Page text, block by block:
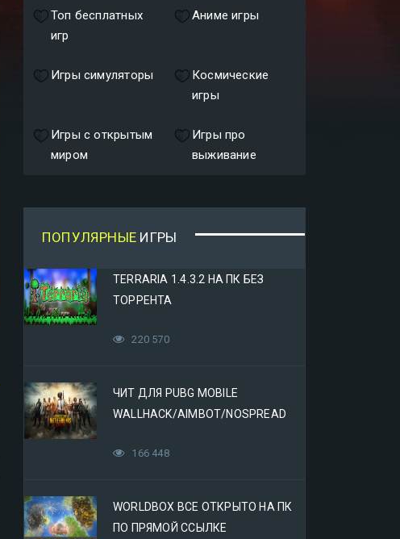
Топ бесплатных
игр
Аниме игры
Игры симуляторы
Космические
игры
Игры с открытым
миром
Игры про
выживание
ПОПУЛЯРНЫЕ ИГРЫ
TERRARIA 1.4.3.2 НА ПК БЕЗ
ТОРРЕНТА
220 570
ЧИТ ДЛЯ PUBG MOBILE
WALLHACK/AIMBOT/NOSPREAD
166 448
WORLDBOX ВСЕ ОТКРЫТО НА ПК
ПО ПРЯМОЙ ССЫЛКЕ